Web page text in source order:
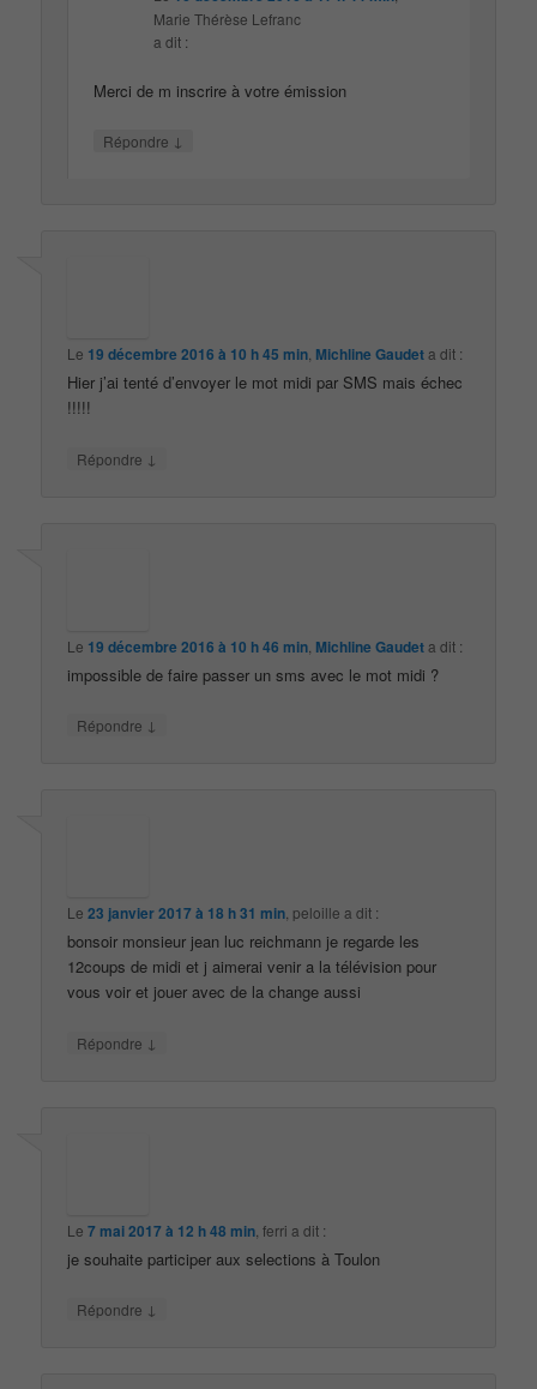
Marie Thérèse Lefranc
a dit :
Merci de m inscrire à votre émission
Répondre ↓
Le 19 décembre 2016 à 10 h 45 min, Michline Gaudeta dit :
Hier j’ai tenté d’envoyer le mot midi par SMS mais échec
!!!!!
Répondre ↓
Le 19 décembre 2016 à 10 h 46 min Michline Gaudeta dit :
impossible de faire passer un sms avec le mot midi ?
Répondre ↓
Le23 janvier 2017 à 18 h 31 min, peloille a dit :
bonsoir monsieur jean luc reichmann je regarde les
12coups de midi et j aimerai venir a la télévision pour
vous voir et jouer avec de la change aussi
Répondre ↓
Le7 mai 2017 à 12 h 48 min ,ferri a dit :
je souhaite participer aux selections à Toulon
Répondre ↓